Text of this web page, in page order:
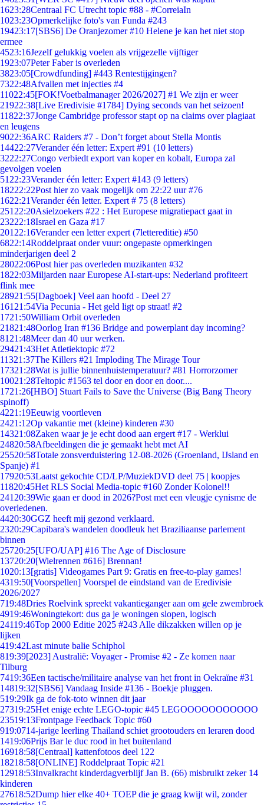
1623:28Centraal FC Utrecht topic #88 - #CorreiaIn
1023:23Opmerkelijke foto's van Funda #243
19423:17[SBS6] De Oranjezomer #10 Helene je kan het niet stop
ermee
4523:16Jezelf gelukkig voelen als vrijgezelle vijftiger
1923:07Peter Faber is overleden
3823:05[Crowdfunding] #443 Rentestijgingen?
7322:48Afvallen met injecties #4
11022:45[FOK!Voetbalmanager 2026/2027] #1 We zijn er weer
21922:38[Live Eredivisie #1784] Dying seconds van het seizoen!
11822:37Jonge Cambridge professor stapt op na claims over plagiaat
en leugens
9022:36ARC Raiders #7 - Don’t forget about Stella Montis
14422:27Verander één letter: Expert #91 (10 letters)
3222:27Congo verbiedt export van koper en kobalt, Europa zal
gevolgen voelen
51 22:23Verander één letter: Expert #143 (9 letters)
18222:22Post hier zo vaak mogelijk om 22:22 uur #76
1622:21Verander één letter. Expert # 75 (8 letters)
251 22:20Asielzoekers #22 : Het Europese migratiepact gaat in
23222:18Israel en Gaza #17
201 22:16Verander een letter expert (7lettereditie) #50
6822:14Roddelpraat onder vuur: ongepaste opmerkingen
minderjarigen deel 2
28022:06Post hier pas overleden muzikanten #32
1822:03Miljarden naar Europese AI-start-ups: Nederland profiteert
flink mee
28921:55[Dagboek] Veel aan hoofd - Deel 27
161 21:54Via Pecunia - Het geld ligt op straat! #2
1721:50William Orbit overleden
21821:48Oorlog Iran #136 Bridge and powerplant day incoming?
81 21:48Meer dan 40 uur werken.
29421:43Het Atletiektopic #72
11321:37The Killers #21 Imploding The Mirage Tour
17321:28Wat is jullie binnenhuistemperatuur? #81 Horrorzomer
10021:28Teltopic #1563 tel door en door en door....
1721:26[HBO] Stuart Fails to Save the Universe (Big Bang Theory
spinoff)
4221:19Eeuwig voortleven
2421:12Op vakantie met (kleine) kinderen #30
14321:08Zaken waar je je echt dood aan ergert #17 - Werklui
24820:58Afbeeldingen die je gemaakt hebt met AI
25520:58Totale zonsverduistering 12-08-2026 (Groenland, IJsland en
Spanje) #1
17920:53Laatst gekochte CD/LP/MuziekDVD deel 75 | koopjes
11820:45Het RLS Social Media-topic #160 Zonder Kolonel!!
241 20:39Wie gaan er dood in 2026?Post met een vleugje cynisme de
overledenen.
4420:30GGZ heeft mij gezond verklaard.
2320:29Capibara's wandelen doodleuk het Braziliaanse parlement
binnen
25720:25[UFO/UAP] #16 The Age of Disclosure
13720:20[Wielrennen #616] Brennan!
1020:13[gratis] Videogames Part 9: Gratis en free-to-play games!
4319:50[Voorspellen] Voorspel de eindstand van de Eredivisie
2026/2027
719:48Dries Roelvink spreekt vakantieganger aan om gele zwembroek
4919:46Woningtekort: dus ga je woningen slopen, logisch
24119:46Top 2000 Editie 2025 #243 Alle dikzakken willen op je
lijken
419:42Last minute balie Schiphol
819:39[2023] Australië: Voyager - Promise #2 - Ze komen naar
Tilburg
7419:36Een tactische/militaire analyse van het front in Oekraïne #31
14819:32[SBS6] Vandaag Inside #136 - Boekje pluggen.
519:29Ik ga de fok-toto winnen dit jaar
27319:25Het enige echte LEGO-topic #45 LEGOOOOOOOOOOO
23519:13Frontpage Feedback Topic #60
919:0714-jarige leerling Thailand schiet grootouders en leraren dood
1419:06Prijs Bar le duc rood in het buitenland
16918:58[Centraal] kattenfotoos deel 122
18218:58[ONLINE] Roddelpraat Topic #21
12918:53Invalkracht kinderdagverblijf Jan B. (66) misbruikt zeker 14
kinderen
27618:52Dump hier elke 40+ TOEP die je graag kwijt wil, zonder